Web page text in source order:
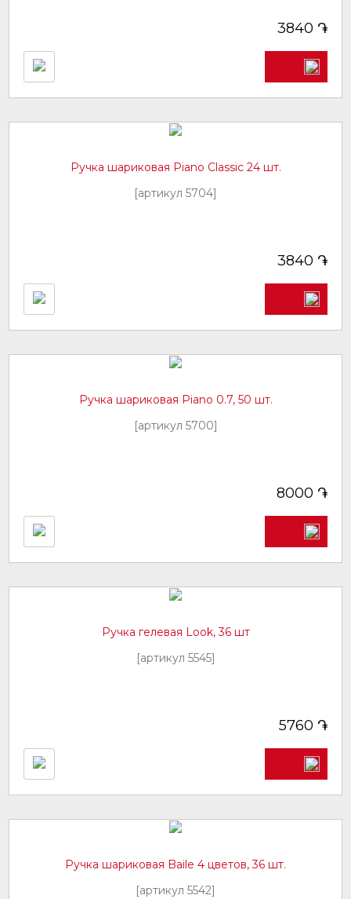
3840 ֏
Ручка шариковая Piano Classic 24 шт.
[артикул 5704]
3840 ֏
Ручка шариковая Piano 0.7, 50 шт.
[артикул 5700]
8000 ֏
Ручка гелевая Look, 36 шт
[артикул 5545]
5760 ֏
Ручка шариковая Baile 4 цветов, 36 шт.
[артикул 5542]